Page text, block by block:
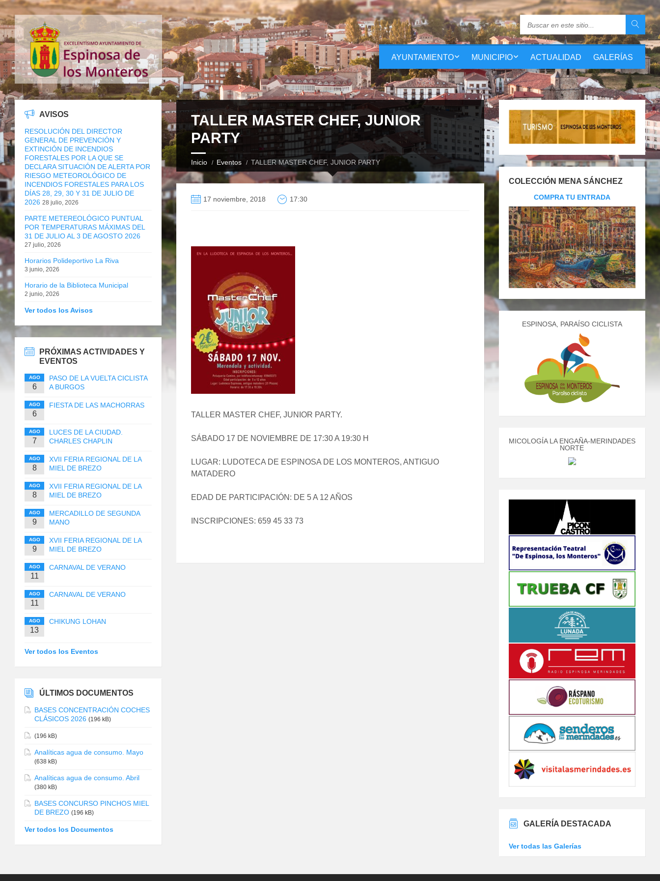
AYUNTAMIENTO MUNICIPIO ACTUALIDAD GALERÍAS
TALLER MASTER CHEF, JUNIOR
PARTY
Inicio Eventos TALLER MASTER CHEF, JUNIOR PARTY
17 noviembre, 2018 17:30
TALLER MASTER CHEF, JUNIOR PARTY.
SÁBADO 17 DE NOVIEMBRE DE 17:30 A 19:30 H
LUGAR: LUDOTECA DE ESPINOSA DE LOS MONTEROS, ANTIGUO
MATADERO
EDAD DE PARTICIPACIÓN: DE 5 A 12 AÑOS
INSCRIPCIONES: 659 45 33 73
AVISOS
RESOLUCIÓN DEL DIRECTOR
GENERAL DE PREVENCIÓN Y
EXTINCIÓN DE INCENDIOS
FORESTALES POR LA QUE SE
DECLARA SITUACIÓN DE ALERTA POR
RIESGO METEOROLÓGICO DE
INCENDIOS FORESTALES PARA LOS
DÍAS 28, 29, 30 Y 31 DE JULIO DE
2026 28 julio, 2026
PARTE METEREOLÓGICO PUNTUAL
POR TEMPERATURAS MÁXIMAS DEL
31 DE JULIO AL 3 DE AGOSTO 2026
27 julio, 2026
Horarios Polideportivo La Riva
3 junio, 2026
Horario de la Biblioteca Municipal
2 junio, 2026
Ver todos los Avisos
PRÓXIMAS ACTIVIDADES Y
EVENTOS
AGO
6
PASO DE LA VUELTA CICLISTA
A BURGOS
AGO
6
FIESTA DE LAS MACHORRAS
AGO
7
LUCES DE LA CIUDAD.
CHARLES CHAPLIN
AGO
8
XVII FERIA REGIONAL DE LA
MIEL DE BREZO
AGO
8
XVII FERIA REGIONAL DE LA
MIEL DE BREZO
AGO
9
MERCADILLO DE SEGUNDA
MANO
AGO
9
XVII FERIA REGIONAL DE LA
MIEL DE BREZO
AGO
11
CARNAVAL DE VERANO
AGO
11
CARNAVAL DE VERANO
AGO
13
CHIKUNG LOHAN
Ver todos los Eventos
ÚLTIMOS DOCUMENTOS
BASES CONCENTRACIÓN COCHES
CLÁSICOS 2026 (196 kB)
(196 kB)
Analíticas agua de consumo. Mayo
(638 kB)
Analíticas agua de consumo. Abril
(380 kB)
BASES CONCURSO PINCHOS MIEL
DE BREZO (196 kB)
Ver todos los Documentos
COLECCIÓN MENA SÁNCHEZ
COMPRA TU ENTRADA
ESPINOSA, PARAÍSO CICLISTA
MICOLOGÍA LA ENGAÑA-MERINDADES
NORTE
GALERÍA DESTACADA
Ver todas las Galerías